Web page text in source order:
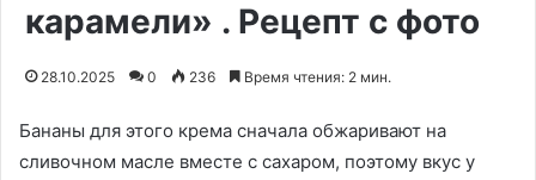
карамели» . Рецепт с фото
28.10.2025 0 236 Время чтения: 2 мин.
Бананы для этого крема сначала обжаривают на
сливочном масле вместе с сахаром, поэтому вкус у